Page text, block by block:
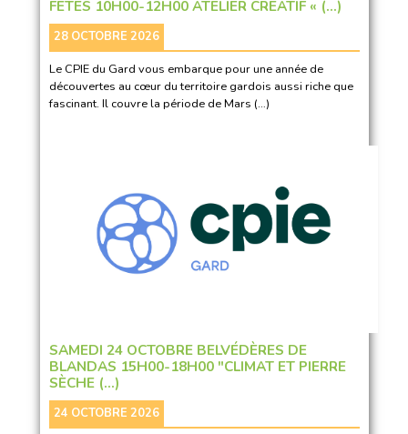
FÊTES 10H00-12H00 ATELIER CRÉATIF « (…)
28 OCTOBRE 2026
Le CPIE du Gard vous embarque pour une année de
découvertes au cœur du territoire gardois aussi riche que
fascinant. Il couvre la période de Mars (…)
SAMEDI 24 OCTOBRE BELVÉDÈRES DE
BLANDAS 15H00-18H00 "CLIMAT ET PIERRE
SÈCHE (…)
24 OCTOBRE 2026